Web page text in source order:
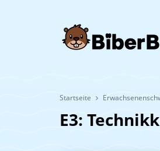
Startseite
E3: